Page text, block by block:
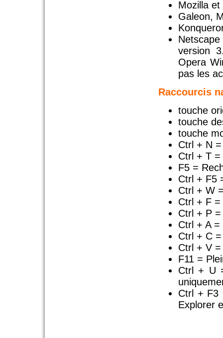
Mozilla
Galeon,
version
Opera
pas les
Raccourcis
touche
touche
touche
Ctrl + N
Ctrl + T
F5 =
Ctrl + F5
Ctrl + W
Ctrl + F
Ctrl + P
Ctrl + A
Ctrl + C
Ctrl + V
F11 =
Ctrl + U
Ctrl + F3
Explorer